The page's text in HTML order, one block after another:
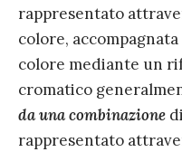
rappresentato
colore,
colore mediante un
cromatico
da una combinazione
rappresentato